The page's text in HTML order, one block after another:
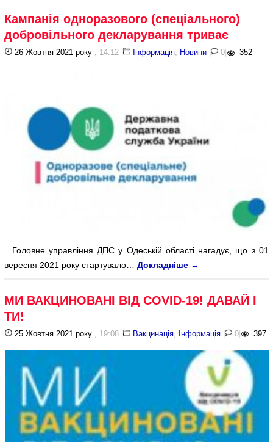
Кампанія одноразового (спеціального)
добровільного декларування триває
26 Жовтня 2021 року , 14:12 | Інформація, Новини | 0 | 352
Головне управління ДПС у Одеській області нагадує, що з 01
вересня 2021 року стартувало…Докладніше →
МИ ВАКЦИНОВАНІ ВІД COVID-19! ДАВАЙ І
ТИ!
25 Жовтня 2021 року , 19:08 | Вакцинація Інформація | 0 | 397